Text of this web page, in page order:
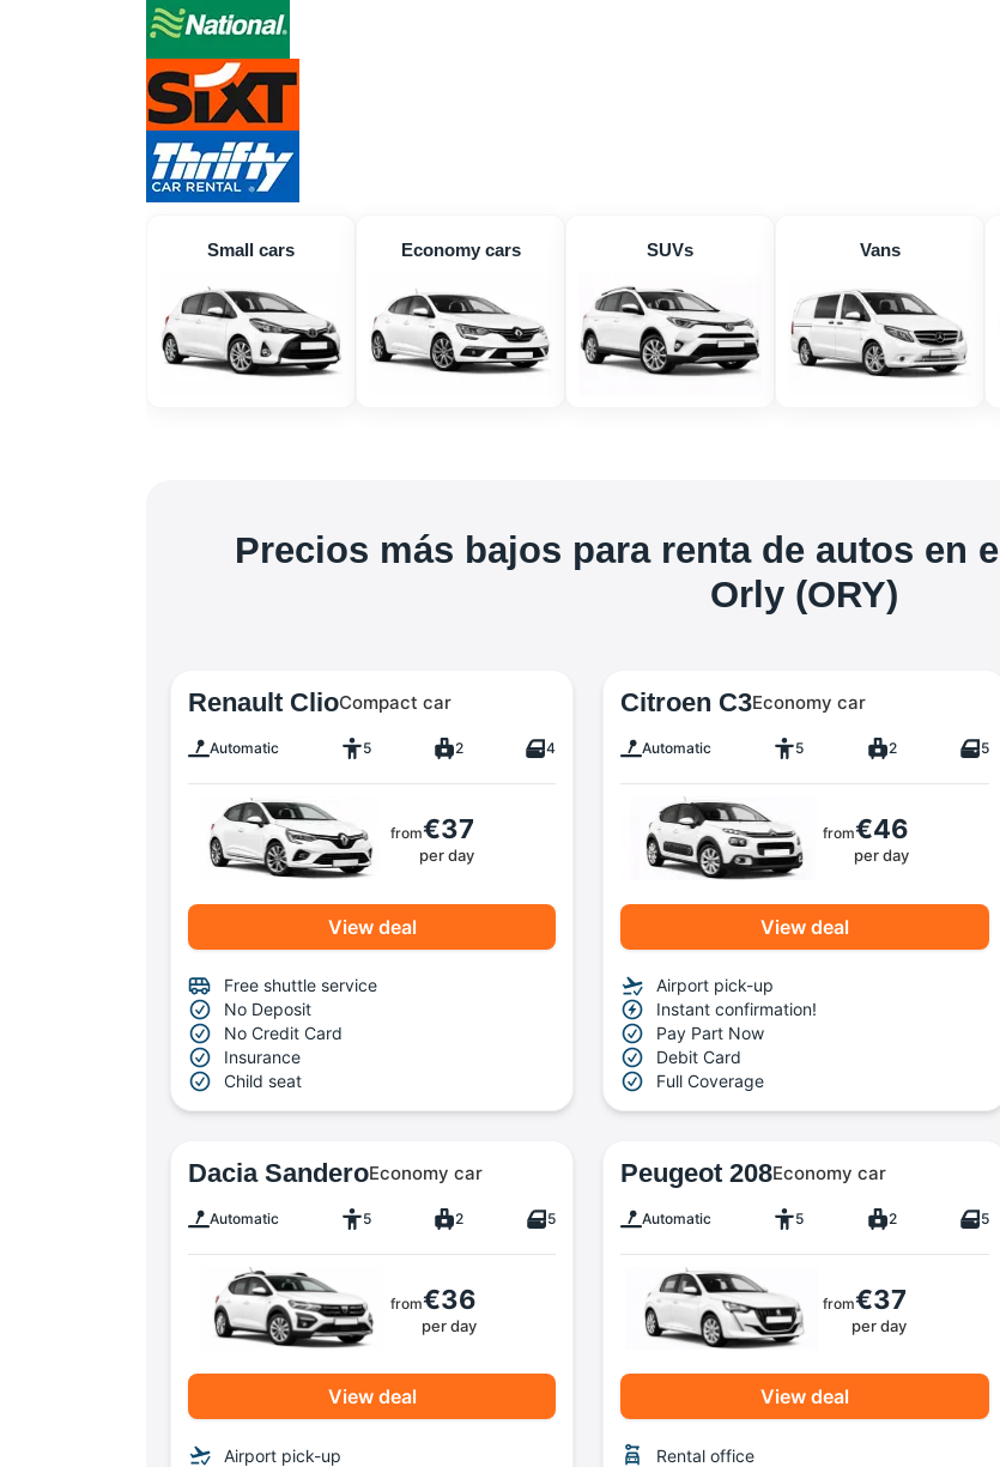
Small cars Economy cars SUVs Vans
Precios más bajos para renta de autos en
Orly (ORY)
Renault ClioCompact car
Automatic 5 2 4
from€37
per day
View deal
Free shuttle service
No Deposit
No Credit Card
Insurance
Child seat
Citroen C3Economy car
Automatic 5 2 5
from€46
per day
View deal
Airport pick-up
Instant confirmation!
Pay Part Now
Debit Card
Full Coverage
Dacia SanderoEconomy car
Automatic 5 2 5
from€36
per day
View deal
Airport pick-up
Peugeot 208Economy car
Automatic 5 2 5
from€37
per day
View deal
Rental office